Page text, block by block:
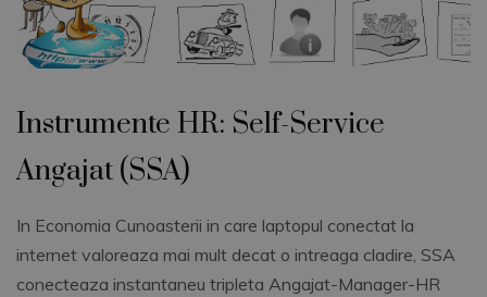
Instrumente HR: Self-Service
Angajat (SSA)
In Economia Cunoasterii in care laptopul conectat la
internet valoreaza mai mult decat o intreaga cladire, SSA
conecteaza instantaneu tripleta Angajat-Manager-HR